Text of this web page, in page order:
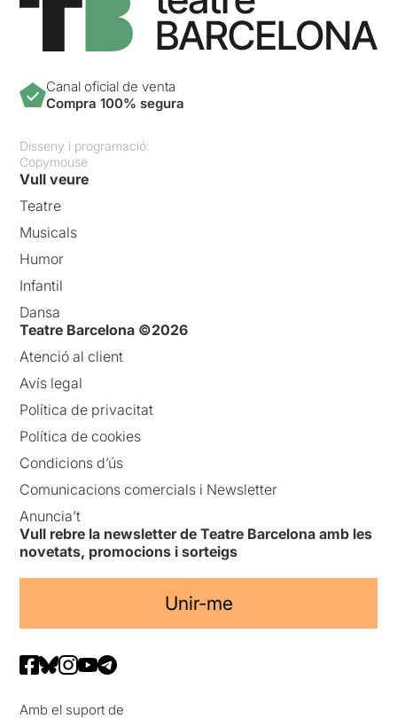
Canal oficial de venta
Compra 100% segura
Disseny i programació:
Copymouse
Vull veure
Teatre
Musicals
Humor
Infantil
Dansa
Teatre Barcelona ©2026
Atenció al client
Avís legal
Política de privacitat
Política de cookies
Condicions d’ús
Comunicacions comercials i Newsletter
Anuncia’t
Vull rebre la newsletter de Teatre Barcelona amb les
novetats, promocions i sorteigs
Unir-me
Amb el suport de